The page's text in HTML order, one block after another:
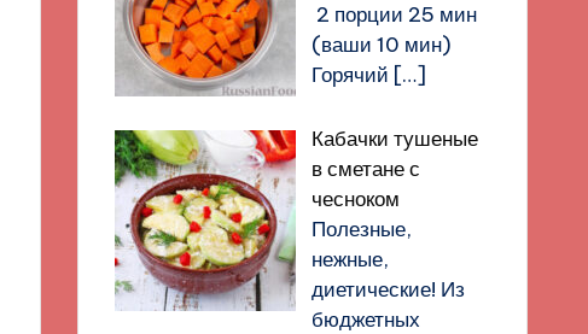
2 порции 25 мин
(ваши 10 мин)
Горячий […]
Кабачки тушеные
в сметане с
чесноком
Полезные,
нежные,
диетические! Из
бюджетных